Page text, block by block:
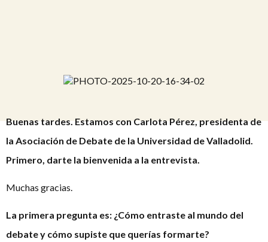
Buenas tardes. Estamos con Carlota Pérez, presidenta de
la Asociación de Debate de la Universidad de Valladolid.
Primero, darte la bienvenida a la entrevista.
Muchas gracias.
La primera pregunta es: ¿Cómo entraste al mundo del
debate y cómo supiste que querías formarte?